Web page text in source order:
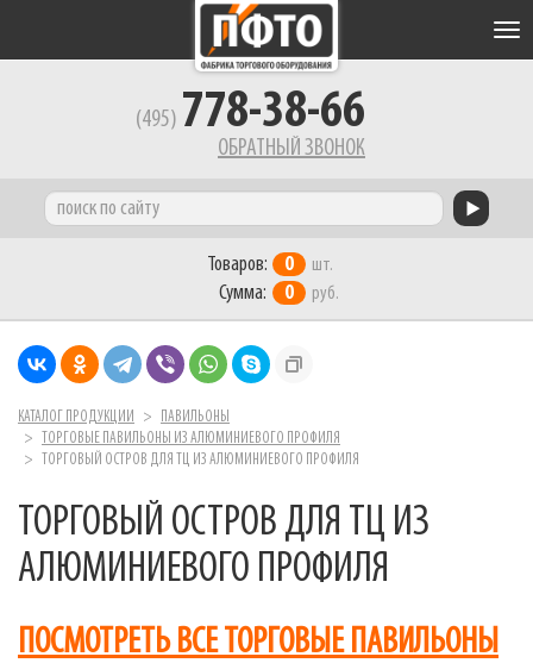
(495) 778-38-66
ОБРАТНЫЙ ЗВОНОК
Товаров: 0 шт.
Сумма: 0 руб.
КАТАЛОГ ПРОДУКЦИИ
ПАВИЛЬОНЫ
ТОРГОВЫЕ ПАВИЛЬОНЫ ИЗ АЛЮМИНИЕВОГО ПРОФИЛЯ
ТОРГОВЫЙ ОСТРОВ ДЛЯ ТЦ ИЗ АЛЮМИНИЕВОГО ПРОФИЛЯ
ТОРГОВЫЙ ОСТРОВ ДЛЯ ТЦ ИЗ
АЛЮМИНИЕВОГО ПРОФИЛЯ
ПОСМОТРЕТЬ ВСЕ ТОРГОВЫЕ ПАВИЛЬОНЫ